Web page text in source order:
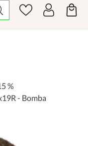
%
- Bomba